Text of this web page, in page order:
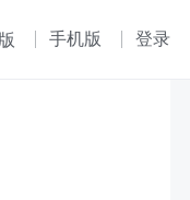
手机版 登录